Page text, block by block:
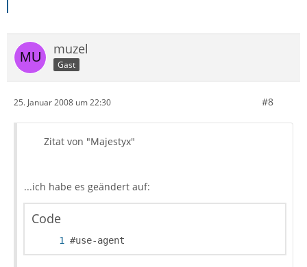
muzel
Gast
25. Januar 2008 um 22:30 #8
Zitat von "Majestyx"
...ich habe es geändert auf:
Code
#use-agent